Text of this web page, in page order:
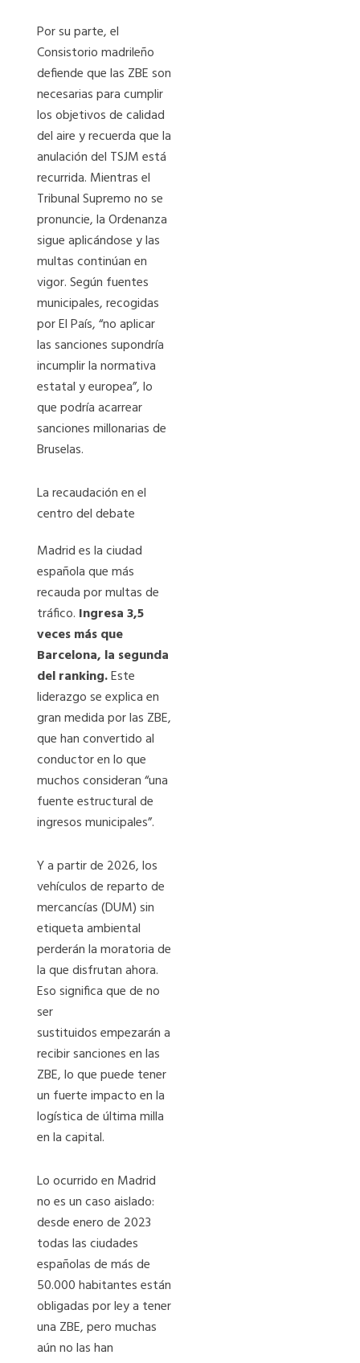
Por su parte, el
Consistorio madrileño
defiende que las ZBE son
necesarias para cumplir
los objetivos de calidad
del aire y recuerda que la
anulación del TSJM está
recurrida. Mientras el
Tribunal Supremo no se
pronuncie, la Ordenanza
sigue aplicándose y las
multas continúan en
vigor. Según fuentes
municipales, recogidas
por El País, “no aplicar
las sanciones supondría
incumplir la normativa
estatal y europea”, lo
que podría acarrear
sanciones millonarias de
Bruselas.
La recaudación en el
centro del debate
Madrid es la ciudad
española que más
recauda por multas de
tráfico. Ingresa 3,5
veces más que
Barcelona, la segunda
del ranking.Este
liderazgo se explica en
gran medida por las ZBE,
que han convertido al
conductor en lo que
muchos consideran “una
fuente estructural de
ingresos municipales”.
Y a partir de 2026, los
vehículos de reparto de
mercancías (DUM) sin
etiqueta ambiental
perderán la moratoria de
la que disfrutan ahora.
Eso significa que de no
ser
sustituidos empezarán a
recibir sanciones en las
ZBE, lo que puede tener
un fuerte impacto en la
logística de última milla
en la capital.
Lo ocurrido en Madrid
no es un caso aislado:
desde enero de 2023
todas las ciudades
españolas de más de
50.000 habitantes están
obligadas por ley a tener
una ZBE, pero muchas
aún no las han